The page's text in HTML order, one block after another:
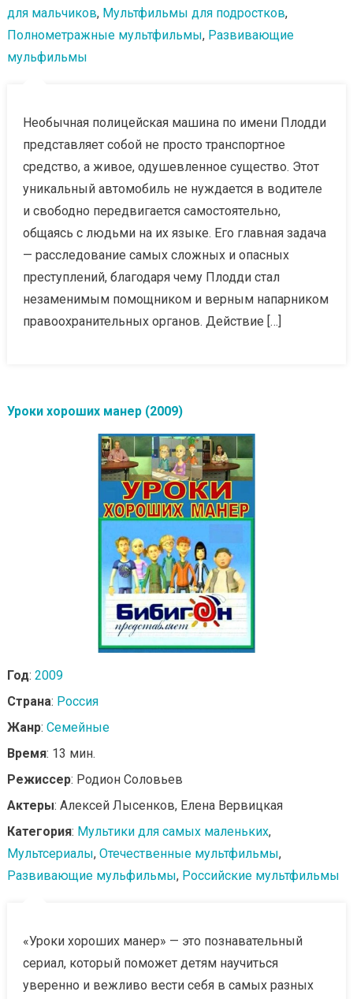
для мальчиков, Мультфильмы для подростков,
Полнометражные мультфильмы, Развивающие
мульфильмы
Необычная полицейская машина по имени Плодди
представляет собой не просто транспортное
средство, а живое, одушевленное существо. Этот
уникальный автомобиль не нуждается в водителе
и свободно передвигается самостоятельно,
общаясь с людьми на их языке. Его главная задача
— расследование самых сложных и опасных
преступлений, благодаря чему Плодди стал
незаменимым помощником и верным напарником
правоохранительных органов. Действие […]
Уроки хороших манер (2009)
Год: 2009
Страна: Россия
Жанр: Семейные
Время: 13 мин.
Режиссер: Родион Соловьев
Актеры: Алексей Лысенков, Елена Вервицкая
Категория: Мультики для самых маленьких,
Мультсериалы, Отечественные мультфильмы,
Развивающие мульфильмы, Российские мультфильмы
«Уроки хороших манер» — это познавательный
сериал, который поможет детям научиться
уверенно и вежливо вести себя в самых разных